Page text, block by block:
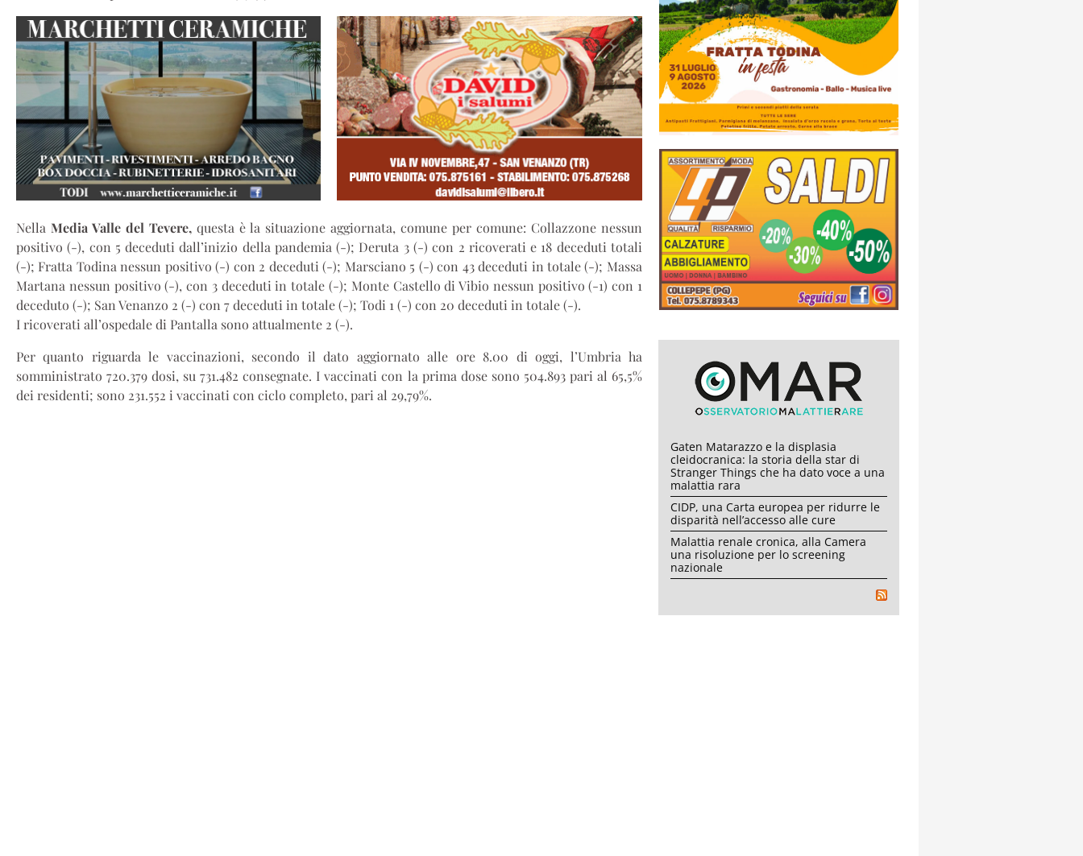
Nella Media Valle del Tevere,questa è la situazione aggiornata, comune per comune: Collazzone nessun
positivo (-), con 5 deceduti dall’inizio della pandemia (-); Deruta 3 (-) con 2 ricoverati e 18 deceduti totali
(-); Fratta Todina nessun positivo (-) con 2 deceduti (-); Marsciano 5 (-) con 43 deceduti in totale (-); Massa
Martana nessun positivo (-), con 3 deceduti in totale (-); Monte Castello di Vibio nessun positivo (-1) con 1
deceduto (-); San Venanzo 2 (-) con 7 deceduti in totale (-); Todi 1 (-) con 20 deceduti in totale (-).
I ricoverati all’ospedale di Pantalla sono attualmente 2 (-).
Per quanto riguarda le vaccinazioni, secondo il dato aggiornato alle ore 8.00 di oggi, l’Umbria ha
somministrato 720.379 dosi, su 731.482 consegnate. I vaccinati con la prima dose sono 504.893 pari al 65,5%
dei residenti; sono 231.552 i vaccinati con ciclo completo, pari al 29,79%.
Gaten Matarazzo e la displasia
cleidocranica: la storia della star di
Stranger Things che ha dato voce a una
malattia rara
CIDP, una Carta europea per ridurre le
disparità nell’accesso alle cure
Malattia renale cronica, alla Camera
una risoluzione per lo screening
nazionale